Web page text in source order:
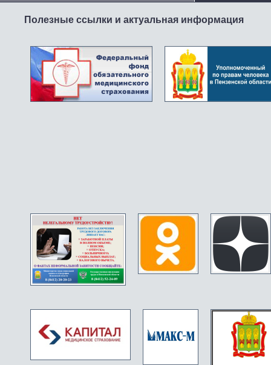
Полезные ссылки и актуальная информация